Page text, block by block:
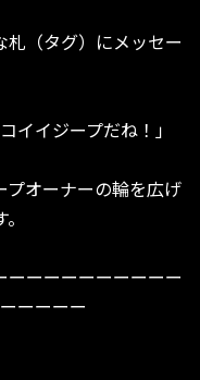
（タグ）にメッセー
イイジープだね！」
プオーナーの輪を広げ
ーーーーーーーーー
ーーーー